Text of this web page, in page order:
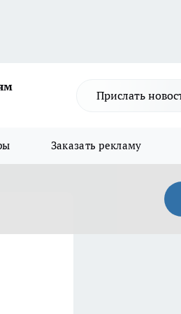
Прислать
Заказать рекламу